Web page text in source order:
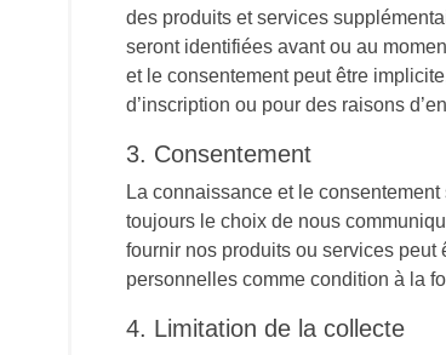
des produits et services
seront identifiées avant ou au
et le consentement peut être
d’inscription ou pour des raisons
3. Consentement
La connaissance et le
toujours le choix de nous
fournir nos produits ou services
personnelles comme condition à la
4. Limitation de la collecte